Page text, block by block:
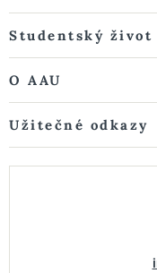
Studentský život
O AAU
Užitečné odkazy